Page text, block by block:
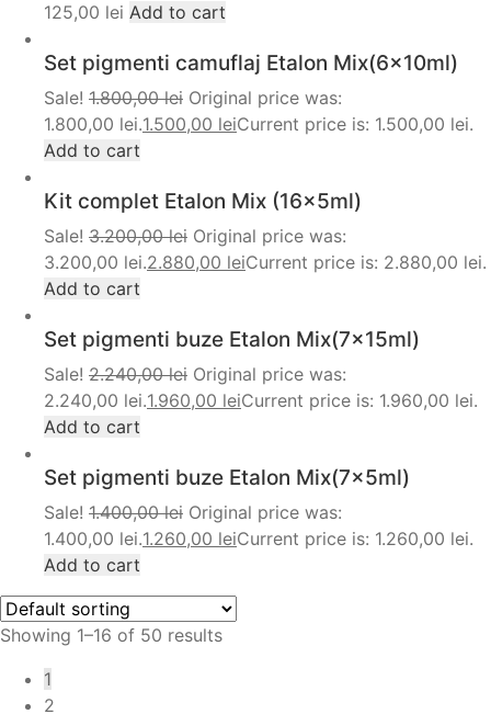
125,00 lei Add to cart
Set pigmenti camuflaj Etalon Mix(6x10ml)
Sale! 1.800,00lei Original price was:
1.800,00 lei.1.500,00 leiCurrent price is: 1.500,00 lei.
Add to cart
Kit complet Etalon Mix (16x5ml)
Sale! 3.200,00lei Original price was:
3.200,00 lei.2.880,00 leiCurrent price is: 2.880,00 lei.
Add to cart
Set pigmenti buze Etalon Mix(7x15ml)
Sale! 2.240,00lei Original price was:
2.240,00 lei.1.960,00 leiCurrent price is: 1.960,00 lei.
Add to cart
Set pigmenti buze Etalon Mix(7x5ml)
Sale! 1.400,00lei Original price was:
1.400,00 lei.1.260,00 leiCurrent price is: 1.260,00 lei.
Add to cart
Showing 1–16 of 50 results
1
2